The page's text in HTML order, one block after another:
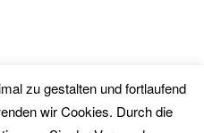
zu gestalten und fortlaufend
wir Cookies. Durch die